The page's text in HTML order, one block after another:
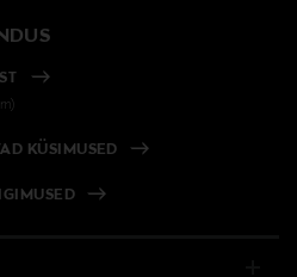
KÜSIMUSED